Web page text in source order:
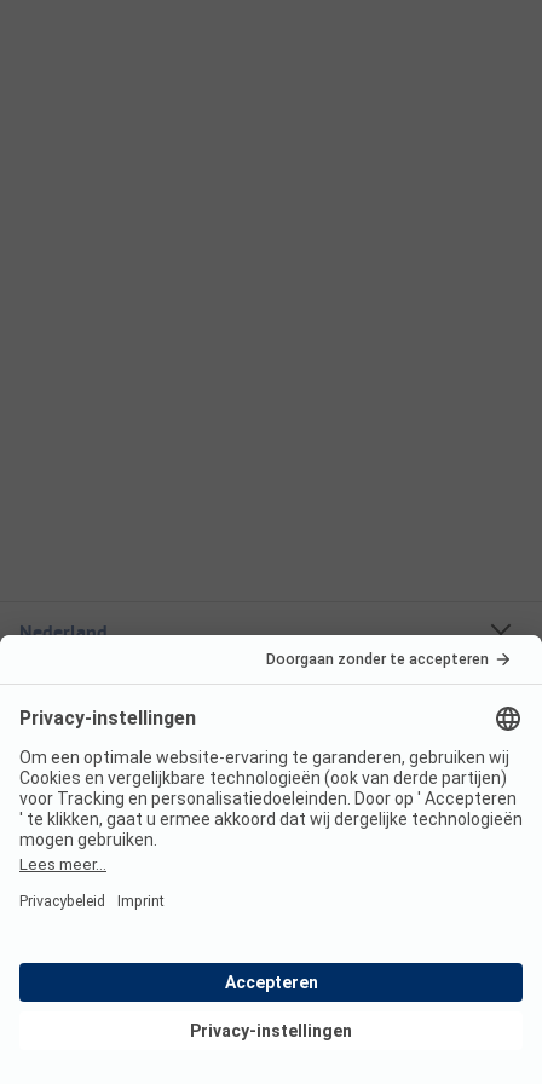
Nederland
Frankrijk
Italië
Kroatië
Oostenrijk